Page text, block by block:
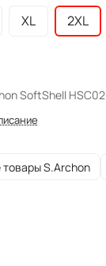
XL 2XL
SoftShell HSC02
товары S.Archon